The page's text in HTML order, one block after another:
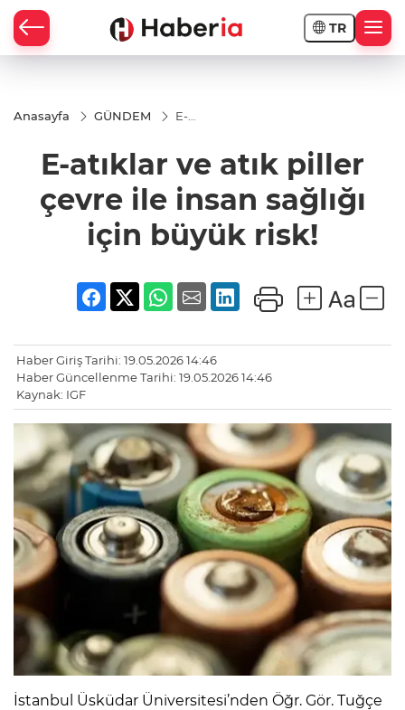
TR
Anasayfa GÜNDEM
E-
piller
çevre
ile
insan
için
büyük
E-atıklar ve atık piller
çevre ile insan sağlığı
için büyük risk!
Haber Giriş Tarihi: 19.05.2026 14:46
Haber Güncellenme Tarihi: 19.05.2026 14:46
Kaynak: IGF
İstanbul Üsküdar Üniversitesi’nden Öğr. Gör. Tuğçe